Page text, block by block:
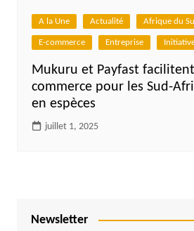
A la Une Actualité Afrique du
E-commerce Entreprise
Mukuru et Payfast facilitent
commerce pour les Sud-
en espèces
juillet 1, 2025
Newsletter